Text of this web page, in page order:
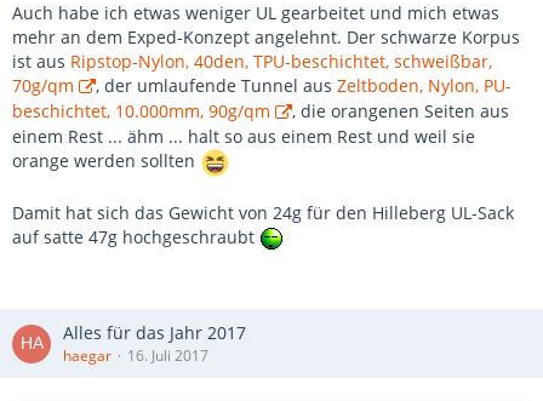
Auch habe ich etwas weniger UL gearbeitet und mich etwas
mehr an dem Exped-Konzept angelehnt. Der schwarze Korpus
ist aus Ripstop-Nylon, 40den, TPU-beschichtet, schweißbar,
70g/qm
, der umlaufende Tunnel aus Zeltboden, Nylon, PU-
beschichtet, 10.000mm, 90g/qm
, die orangenen Seiten aus
einem Rest ... ähm ... halt so aus einem Rest und weil sie
orange werden sollten
Damit hat sich das Gewicht von 24g für den Hilleberg UL-Sack
auf satte 47g hochgeschraubt
Alles für das Jahr 2017
haegar 16. Juli 2017